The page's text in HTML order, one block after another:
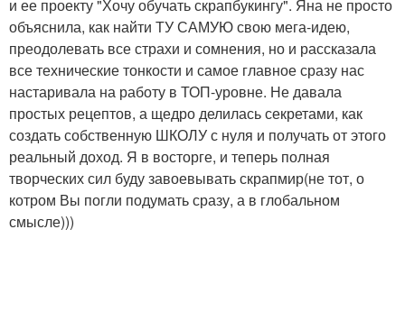
и ее проекту "Хочу обучать скрапбукингу". Яна не просто
объяснила, как найти ТУ САМУЮ свою мега-идею,
преодолевать все страхи и сомнения, но и рассказала
все технические тонкости и самое главное сразу нас
настаривала на работу в ТОП-уровне. Не давала
простых рецептов, а щедро делилась секретами, как
создать собственную ШКОЛУ с нуля и получать от этого
реальный доход. Я в восторге, и теперь полная
творческих сил буду завоевывать скрапмир(не тот, о
котром Вы погли подумать сразу, а в глобальном
смысле)))